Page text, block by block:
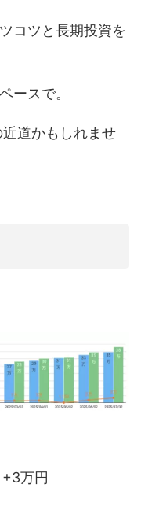
コツと長期投資を
ースで。
道かもしれませ
万円